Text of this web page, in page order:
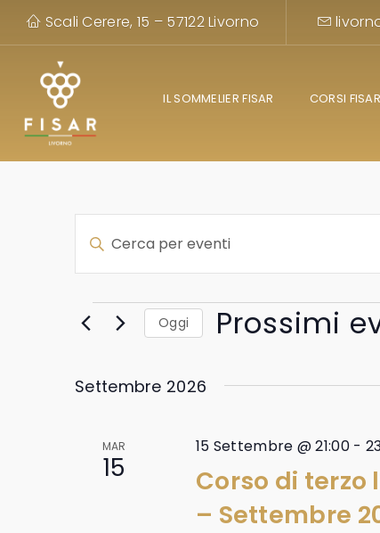
Scali Cerere, 15 – 57122 Livorno
IL SOMMELIER FISAR CORSI FISAR
Eventi
Ricerca
e
Navigazione
Inserisci
Cerca
per
Chiave.
Eventi
Oggi Prossimi
la
Settembre 2026
MAR
15
Corso di
– Settembre
15 Settembre @ 21:00 -